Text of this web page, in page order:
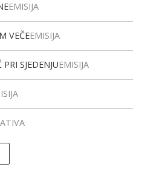
EMISIJA
VEČEEMISIJA
PRI SJEDENJUEMISIJA